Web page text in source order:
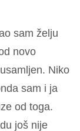
sam želju
novo
Niko
sam i ja
od toga.
još nije